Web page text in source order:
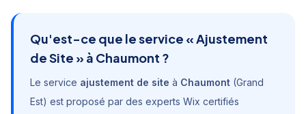
Qu'est-ce que le service «Ajustement
de Site » à Chaumont ?
Le service ajustement de site à Chaumont (Grand
Est) est proposé par des experts Wix certifiés